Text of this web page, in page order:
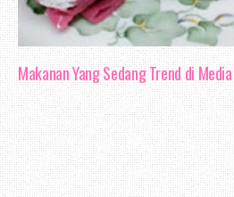
masa yang sesuai
Berbalik kepada
menerima arahan
mengelakkan diri
mewujudkan
Makanan Yang Sedang Trend di